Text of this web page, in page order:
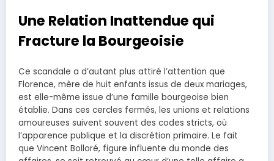
Une Relation Inattendue qui
Fracture la Bourgeoisie
Ce scandale a d’autant plus attiré l’attention que
Florence, mère de huit enfants issus de deux mariages,
est elle-même issue d’une famille bourgeoise bien
établie. Dans ces cercles fermés, les unions et relations
amoureuses suivent souvent des codes stricts, où
l’apparence publique et la discrétion primaire. Le fait
que Vincent Bolloré, figure influente du monde des